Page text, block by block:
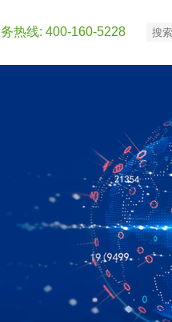
热线: 400-160-5228